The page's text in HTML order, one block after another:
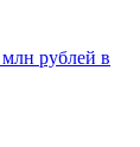
рублей в